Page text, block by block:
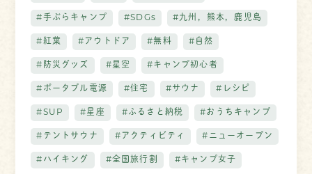
#手ぶらキャンプ #SDGs #九州，熊本，鹿児島
#紅葉 #アウトドア #無料 #自然
#防災グッズ #星空 #キャンプ初心者
#ポータブル電源 #住宅 #サウナ #レシピ
#SUP #星座 #ふるさと納税 #おうちキャンプ
#テントサウナ #アクティビティ #ニューオープン
#ハイキング #全国旅行割 #キャンプ女子